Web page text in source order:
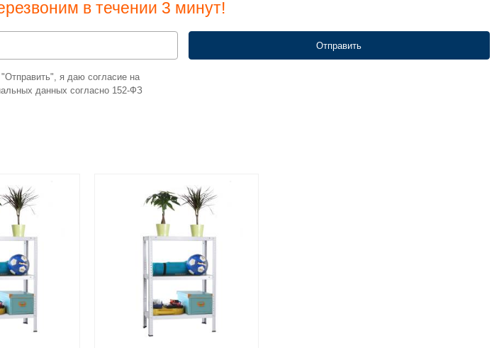
в течении 3 минут!
я даю согласие на
данных согласно 152-ФЗ